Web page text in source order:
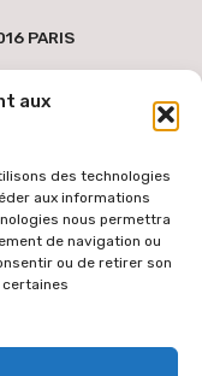
aux
des technologies
aux informations
nous permettra
de navigation ou
ou de retirer son
PARIS
nombre, les textes